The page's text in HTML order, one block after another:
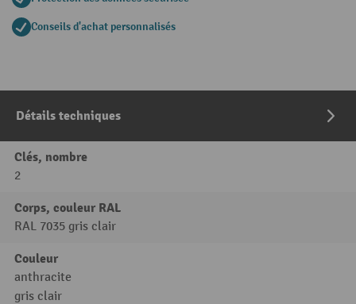
Conseils d'achat personnalisés
Détails techniques
Clés, nombre
2
Corps, couleur RAL
RAL 7035 gris clair
Couleur
anthracite
gris clair